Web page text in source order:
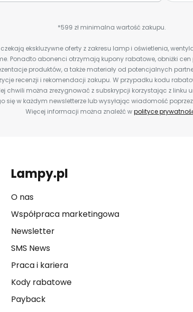
*599 zł minimalna wartość zakupu.
ekskluzywne oferty z zakresu lamp i oświetlenia,
Ponadto abonenci otrzymają kupony rabatowe, obniżki
produktów, a także materiały od potencjalnych
recenzji i rekomendacji zakupu. W przypadku kodu
chwili można zrezygnować z subskrypcji korzystając z linku
się w każdym newsletterze lub wysyłając wiadomość poprzez
Więcej informacji można znaleźć wpolityce
Lampy.pl
O nas
Współpraca marketingowa
Newsletter
SMS News
Praca i kariera
Kody rabatowe
Payback